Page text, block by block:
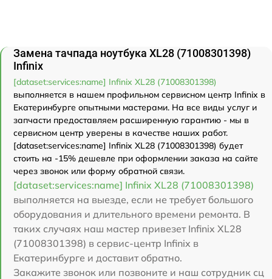
Замена тачпада ноутбука XL28 (71008301398)
Infinix
[dataset:services:name] Infinix XL28 (71008301398)
выполняется в нашем профильном сервисном центр Infinix в
Екатеринбурге опытными мастерами. На все виды услуг и
запчасти предоставляем расширенную гарантию - мы в
сервисном центр уверены в качестве наших работ.
[dataset:services:name] Infinix XL28 (71008301398) будет
стоить на -15% дешевле при оформлении заказа на сайте
через звонок или форму обратной связи.
[dataset:services:name] Infinix XL28 (71008301398)
выполняется на выезде, если не требует большого
оборудования и длительного времени ремонта. В
таких случаях наш мастер привезет Infinix XL28
(71008301398) в сервис-центр Infinix в
Екатеринбурге и доставит обратно.
Закажите звонок или позвоните и наш сотрудник сц